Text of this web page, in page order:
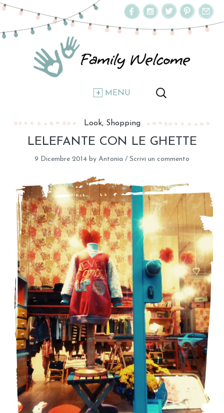
MENU
Look Shopping
LELEFANTE CON LE GHETTE
9 Dicembre 2014 by Antonia / Scrivi un commento